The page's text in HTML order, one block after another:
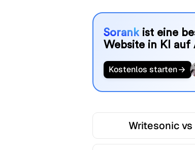
Sorankist eine
Website in KI auf
Kostenlos starten
Writesonic